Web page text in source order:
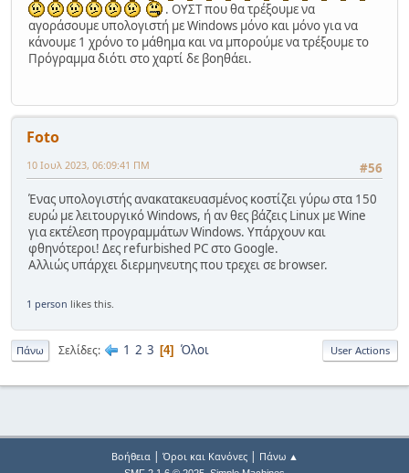
. ΟΥΣΤ που θα τρέξουμε να
αγοράσουμε υπολογιστή με Windows μόνο και μόνο για να
κάνουμε 1 χρόνο το μάθημα και να μπορούμε να τρέξουμε το
Πρόγραμμα διότι στο χαρτί δε βοηθάει.
Foto
#56
10 Ιουλ 2023, 06:09:41 ΠΜ
Ένας υπολογιστής ανακατακευασμένος κοστίζει γύρω στα 150
ευρώ με λειτουργικό Windows, ή αν θες βάζεις Linux με Wine
για εκτέλεση προγραμμάτων Windows. Υπάρχουν και
φθηνότεροι! Δες refurbished PC στο Google.
Αλλιώς υπάρχει διερμηνευτης που τρεχει σε browser.
1 person likes this.
Πάνω Σελίδες 1 2 3 4 Όλοι User Actions
Βοήθεια| Όροι και Κανόνες| Πάνω ▲